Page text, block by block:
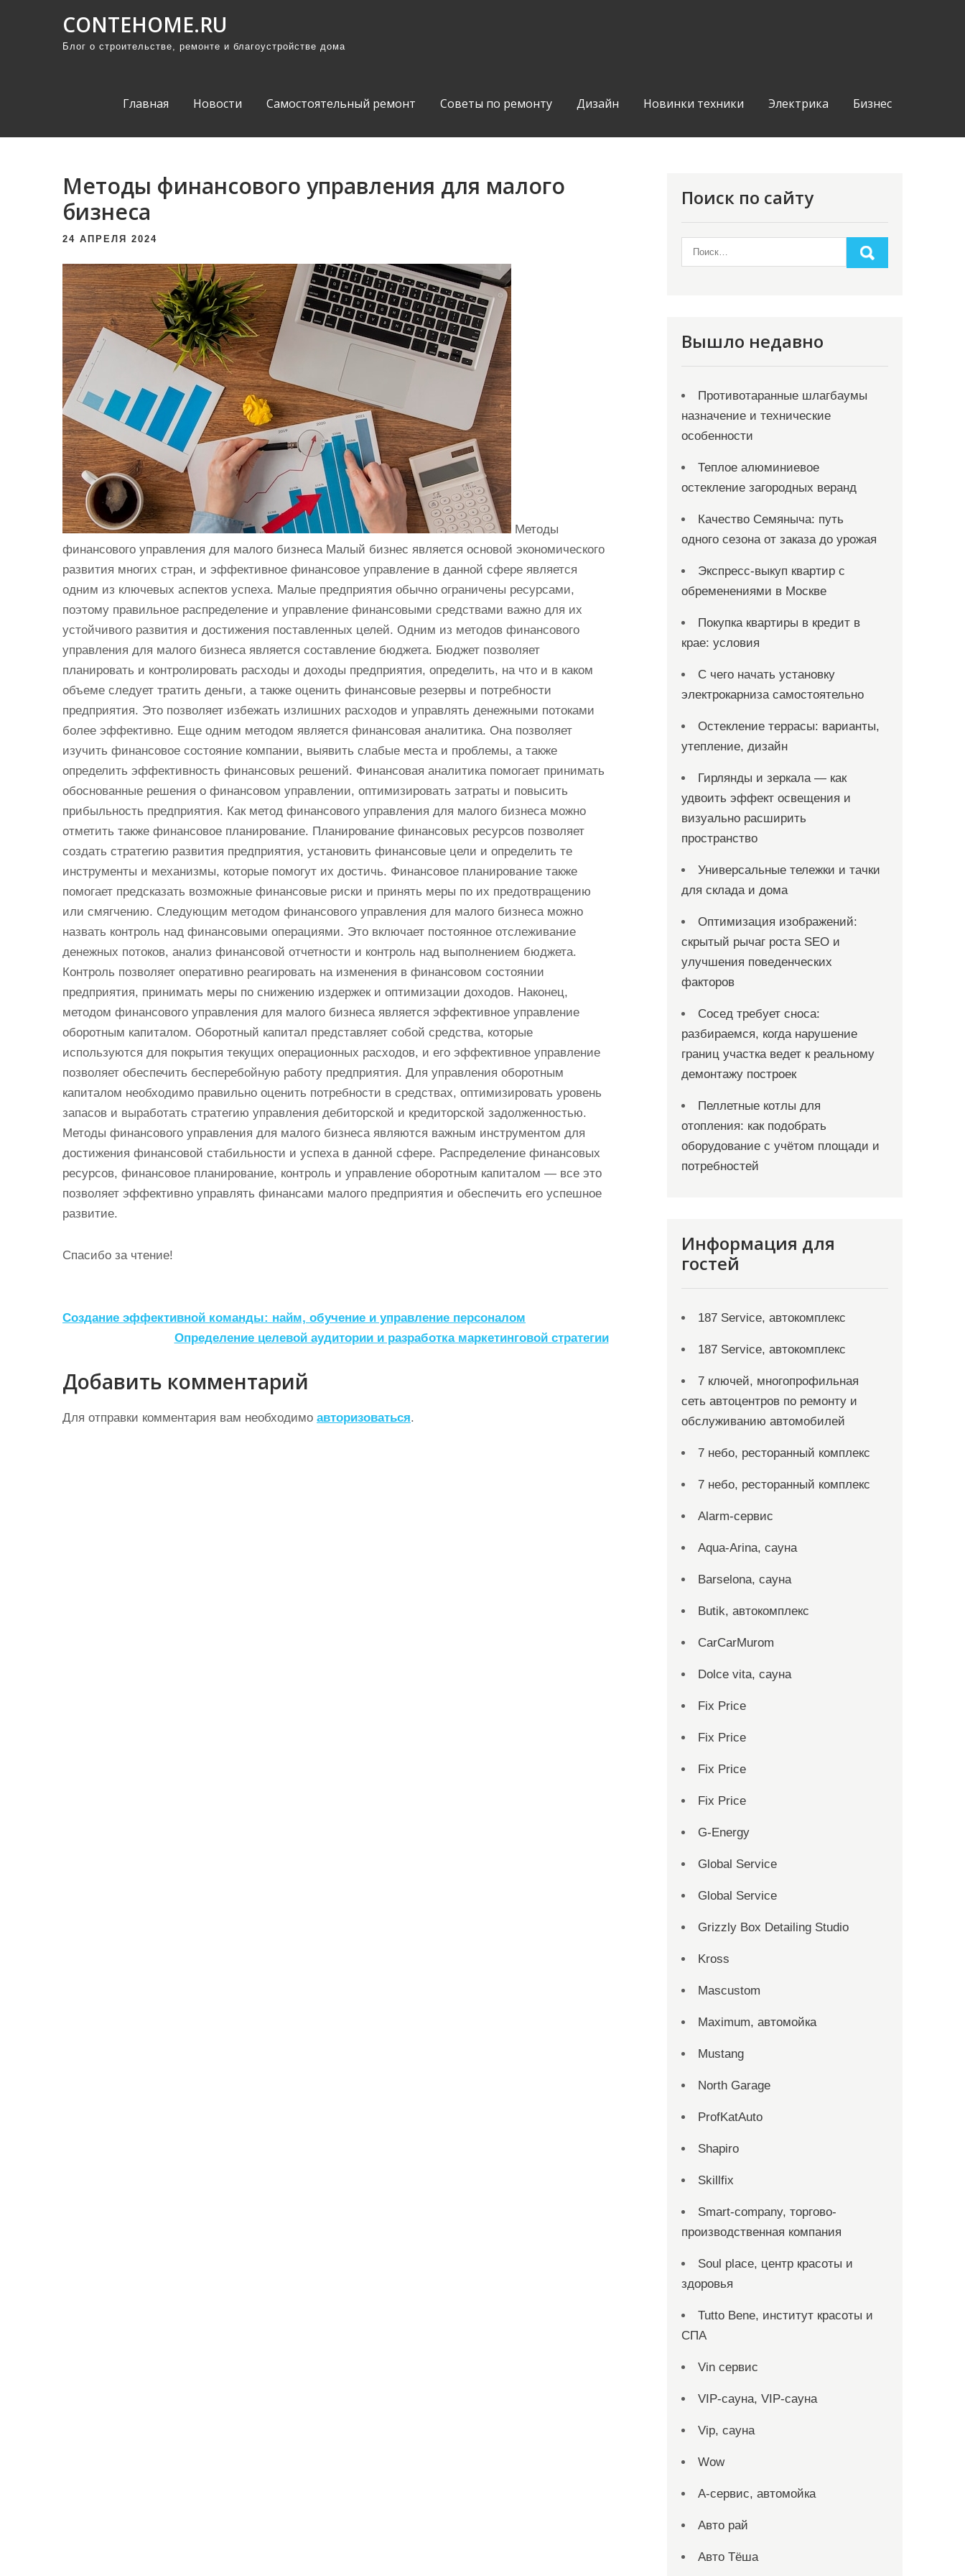
CONTEHOME.RU
Блог о строительстве, ремонте и благоустройстве дома
Главная Новости Самостоятельный ремонт Советы по ремонту Дизайн Новинки техники Электрика Бизнес
Методы финансового управления для малого
бизнеса
24 АПРЕЛЯ 2024
Методы
финансового управления для малого бизнеса Малый бизнес является основой экономического
развития многих стран, и эффективное финансовое управление в данной сфере является
одним из ключевых аспектов успеха. Малые предприятия обычно ограничены ресурсами,
поэтому правильное распределение и управление финансовыми средствами важно для их
устойчивого развития и достижения поставленных целей. Одним из методов финансового
управления для малого бизнеса является составление бюджета. Бюджет позволяет
планировать и контролировать расходы и доходы предприятия, определить, на что и в каком
объеме следует тратить деньги, а также оценить финансовые резервы и потребности
предприятия. Это позволяет избежать излишних расходов и управлять денежными потоками
более эффективно. Еще одним методом является финансовая аналитика. Она позволяет
изучить финансовое состояние компании, выявить слабые места и проблемы, а также
определить эффективность финансовых решений. Финансовая аналитика помогает принимать
обоснованные решения о финансовом управлении, оптимизировать затраты и повысить
прибыльность предприятия. Как метод финансового управления для малого бизнеса можно
отметить также финансовое планирование. Планирование финансовых ресурсов позволяет
создать стратегию развития предприятия, установить финансовые цели и определить те
инструменты и механизмы, которые помогут их достичь. Финансовое планирование также
помогает предсказать возможные финансовые риски и принять меры по их предотвращению
или смягчению. Следующим методом финансового управления для малого бизнеса можно
назвать контроль над финансовыми операциями. Это включает постоянное отслеживание
денежных потоков, анализ финансовой отчетности и контроль над выполнением бюджета.
Контроль позволяет оперативно реагировать на изменения в финансовом состоянии
предприятия, принимать меры по снижению издержек и оптимизации доходов. Наконец,
методом финансового управления для малого бизнеса является эффективное управление
оборотным капиталом. Оборотный капитал представляет собой средства, которые
используются для покрытия текущих операционных расходов, и его эффективное управление
позволяет обеспечить бесперебойную работу предприятия. Для управления оборотным
капиталом необходимо правильно оценить потребности в средствах, оптимизировать уровень
запасов и выработать стратегию управления дебиторской и кредиторской задолженностью.
Методы финансового управления для малого бизнеса являются важным инструментом для
достижения финансовой стабильности и успеха в данной сфере. Распределение финансовых
ресурсов, финансовое планирование, контроль и управление оборотным капиталом — все это
позволяет эффективно управлять финансами малого предприятия и обеспечить его успешное
развитие.
Спасибо за чтение!
Н
в
и
г
Создание эффективной команды: найм, обучение и управление персоналом
Определение целевой аудитории и разработка маркетинговой стратегии
Добавить комментарий
Для отправки комментария вам необходимо авторизоваться.
Поиск по сайту
Вышло недавно
Противотаранные шлагбаумы
назначение и технические
особенности
Теплое алюминиевое
остекление загородных веранд
Качество Семяныча: путь
одного сезона от заказа до урожая
Экспресс-выкуп квартир с
обременениями в Москве
Покупка квартиры в кредит в
крае: условия
С чего начать установку
электрокарниза самостоятельно
Остекление террасы: варианты,
утепление, дизайн
Гирлянды и зеркала — как
удвоить эффект освещения и
визуально расширить
пространство
Универсальные тележки и тачки
для склада и дома
Оптимизация изображений:
скрытый рычаг роста SEO и
улучшения поведенческих
факторов
Сосед требует сноса:
разбираемся, когда нарушение
границ участка ведет к реальному
демонтажу построек
Пеллетные котлы для
отопления: как подобрать
оборудование с учётом площади и
потребностей
Информация для
гостей
187 Service, автокомплекс
187 Service, автокомплекс
7 ключей, многопрофильная
сеть автоцентров по ремонту и
обслуживанию автомобилей
7 небо, ресторанный комплекс
7 небо, ресторанный комплекс
Alarm-сервис
Aqua-Arina, сауна
Barselona, сауна
Butik, автокомплекс
CarCarMurom
Dolce vita, сауна
Fix Price
Fix Price
Fix Price
Fix Price
G-Energy
Global Service
Global Service
Grizzly Box Detailing Studio
Kross
Mascustom
Maximum, автомойка
Mustang
North Garage
ProfKatAuto
Shapiro
Skillfix
Smart-company, торгово-
производственная компания
Soul place, центр красоты и
здоровья
Tutto Bene, институт красоты и
СПА
Vin сервис
VIP-сауна, VIP-сауна
Vip, сауна
Wow
А-сервис, автомойка
Авто рай
Авто Тёша